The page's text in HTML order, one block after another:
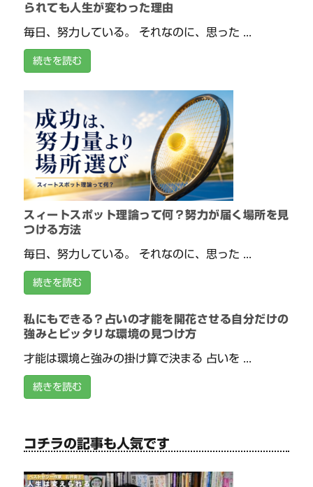
られても人生が変わった理由
毎日、努力している。 それなのに、思った ...
続きを読む
スィートスポット理論って何？努力が届く場所を見
つける方法
毎日、努力している。 それなのに、思った ...
続きを読む
私にもできる？占いの才能を開花させる自分だけの
強みとピッタリな環境の見つけ方
才能は環境と強みの掛け算で決まる 占いを ...
続きを読む
コチラの記事も人気です